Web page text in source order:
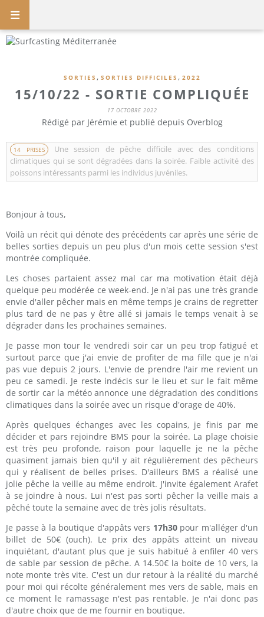
SORTIES , SORTIES DIFFICILES , 2022
15/10/22 - SORTIE COMPLIQUÉE
17 OCTOBRE 2022
Rédigé par Jérémie et publié depuis Overblog
14 PRISES Une session de pêche difficile avec des conditions
climatiques qui se sont dégradées dans la soirée. Faible activité des
poissons intéressants parmi les individus juvéniles.
Bonjour à tous,
Voilà un récit qui dénote des précédents car après une série de
belles sorties depuis un peu plus d'un mois cette session s'est
montrée compliquée.
Les choses partaient assez mal car ma motivation était déjà
quelque peu modérée ce week-end. Je n'ai pas une très grande
envie d'aller pêcher mais en même temps je crains de regretter
plus tard de ne pas y être allé si jamais le temps venait à se
dégrader dans les prochaines semaines.
Je passe mon tour le vendredi soir car un peu trop fatigué et
surtout parce que j'ai envie de profiter de ma fille que je n'ai
pas vue depuis 2 jours. L'envie de prendre l'air me revient un
peu ce samedi. Je reste indécis sur le lieu et sur le fait même
de sortir car la météo annonce une dégradation des conditions
climatiques dans la soirée avec un risque d'orage de 40%.
Après quelques échanges avec les copains, je finis par me
décider et pars rejoindre BMS pour la soirée. La plage choisie
est très peu profonde, raison pour laquelle je ne la pêche
quasiment jamais bien qu'il y ait régulièrement des pêcheurs
qui y réalisent de belles prises. D'ailleurs BMS a réalisé une
jolie pêche la veille au même endroit. J'invite également Arafet
à se joindre à nous. Lui n'est pas sorti pêcher la veille mais a
pêché toute la semaine avec de très jolis résultats.
Je passe à la boutique d'appâts vers 17h30pour m'alléger d'un
billet de 50€ (ouch). Le prix des appâts atteint un niveau
inquiétant, d'autant plus que je suis habitué à enfiler 40 vers
de sable par session de pêche. A 14.50€ la boite de 10 vers, la
note monte très vite. C'est un dur retour à la réalité du marché
pour moi qui récolte généralement mes vers de sable, mais en
ce moment le ramassage n'est pas rentable. Je n'ai donc pas
d'autre choix que de me fournir en boutique.